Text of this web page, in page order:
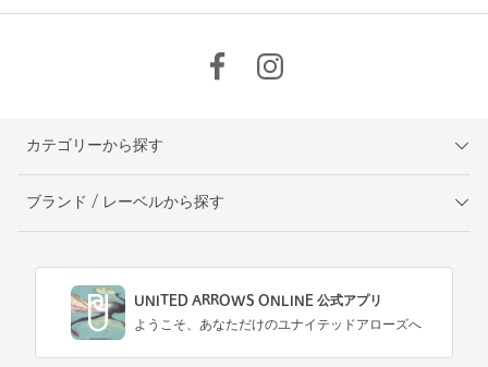
カテゴリーから探す
ブランド / レーベルから探す
UNITED ARROWS ONLINE 公式アプリ
ようこそ、あなただけのユナイテッドアローズへ